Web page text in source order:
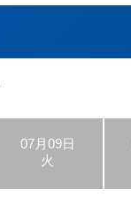
07月09日
火